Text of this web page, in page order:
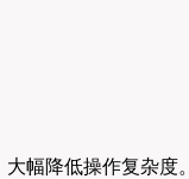
幅降低操作复杂度。